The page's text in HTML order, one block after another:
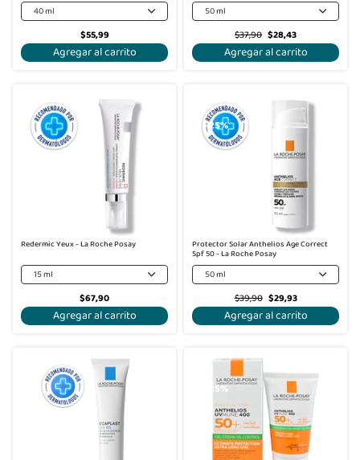
40 ml
$55,99
Agregar al carrito
50 ml
$37,90 $28,43
Agregar al carrito
Redermic Yeux - La Roche Posay
15 ml
$67,90
Agregar al carrito
-25%
Protector Solar Anthelios Age Correct
Spf 50 - La Roche Posay
50 ml
$39,90 $29,93
Agregar al carrito
-25%